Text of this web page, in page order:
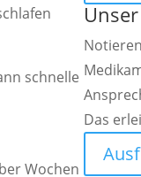
schnelle
Wochen
Das